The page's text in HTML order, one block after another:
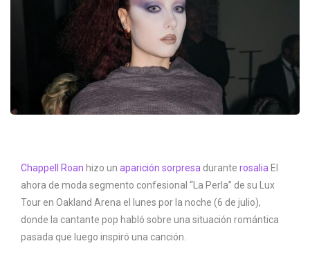
Chappell Roan hizo un aparición sorpresa durante rosalia El
ahora de moda segmento confesional “La Perla” de su Lux
Tour en Oakland Arena el lunes por la noche (6 de julio),
donde la cantante pop habló sobre una situación romántica
pasada que luego inspiró una canción.